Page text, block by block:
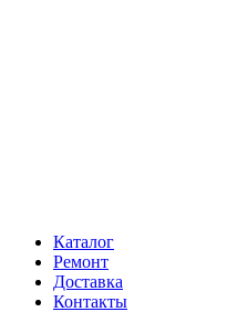
Каталог
Ремонт
Доставка
Контакты